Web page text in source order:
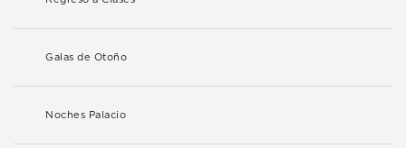
Galas de Otoño
Noches Palacio